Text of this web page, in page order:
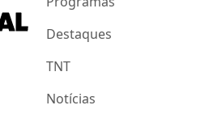
Destaques
TNT
Notícias